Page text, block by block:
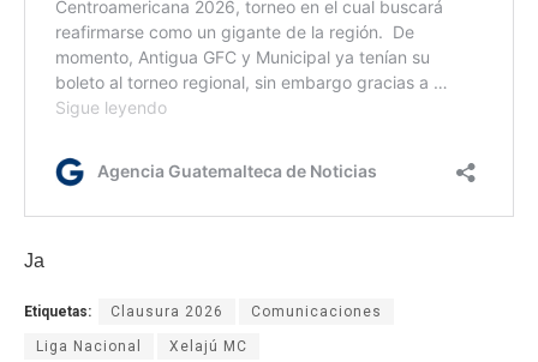
Ja
Etiquetas: Clausura 2026 Comunicaciones
Liga Nacional Xelajú MC